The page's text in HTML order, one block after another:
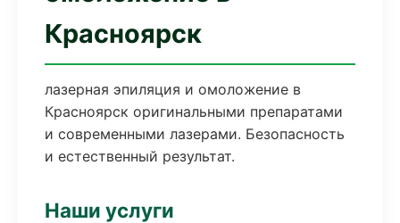
Красноярск
лазерная эпиляция и омоложение в
Красноярск оригинальными препаратами
и современными лазерами. Безопасность
и естественный результат.
Наши услуги